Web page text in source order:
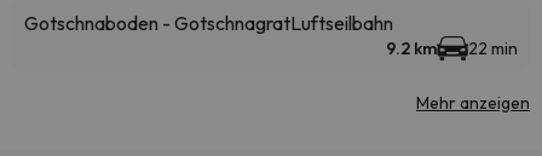
Gotschnaboden - GotschnagratLuftseilbahn
9.2 km 22 min
Mehr anzeigen